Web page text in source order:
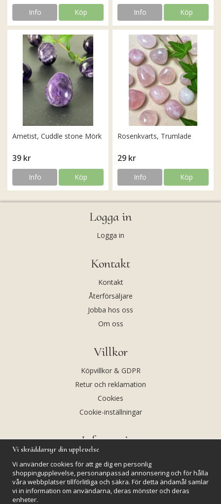
Info Köp Info Köp
Ametist, Cuddle stone Mörk
39 kr
Info Köp
Rosenkvarts, Trumlade
29 kr
Info Köp
Logga in
Logga in
Kontakt
Kontakt
Återförsäljare
Jobba hos oss
Om oss
Villkor
Köpvillkor & GDPR
Retur och reklamation
Cookies
Cookie-inställningar
Information
Kalendarium
Nyheter
Vi skräddarsyr din upplevelse
Vi använder cookies för att ge dig en personlig
shoppingupplevelse, personanpassad annonsering och för hålla
våra webbplatser tillförlitliga och säkra. För detta ändamål samlar
vi in information om användarna, deras mönster och deras
enheter.